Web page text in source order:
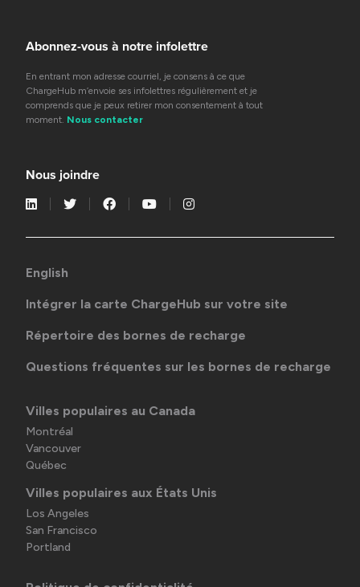
Abonnez-vous à notre infolettre
En entrant mon adresse courriel, je consens à ce que
ChargeHub m’envoie ses infolettres régulièrement et je
comprends que je peux retirer mon consentement à tout
moment. Nous contacter
Nous joindre
English
Intégrer la carte ChargeHub sur votre site
Répertoire des bornes de recharge
Questions fréquentes sur les bornes de recharge
Villes populaires au Canada
Montréal
Vancouver
Québec
Villes populaires aux États Unis
Los Angeles
San Francisco
Portland